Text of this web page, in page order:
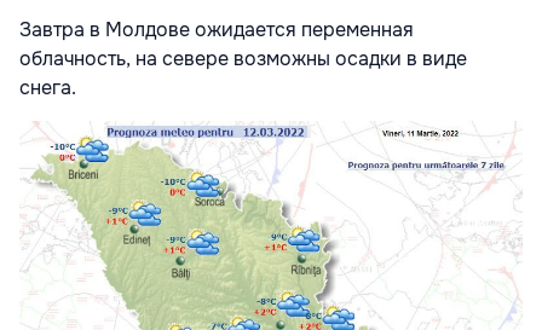
Завтра в Молдове ожидается переменная
облачность, на севере возможны осадки в виде
снега.